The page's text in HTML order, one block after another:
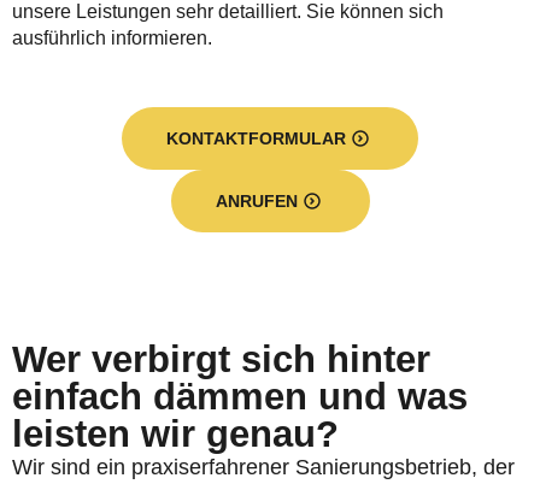
unsere Leistungen sehr detailliert. Sie können sich
ausführlich informieren.
KONTAKTFORMULAR
ANRUFEN
Wer verbirgt sich hinter
einfach dämmen und was
leisten wir genau?
Wir sind ein praxiserfahrener Sanierungsbetrieb, der